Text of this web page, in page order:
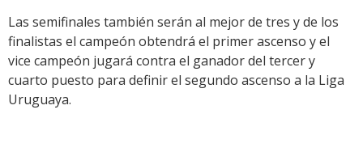
Las semifinales también serán al mejor de tres y de los
finalistas el campeón obtendrá el primer ascenso y el
vice campeón jugará contra el ganador del tercer y
cuarto puesto para definir el segundo ascenso a la Liga
Uruguaya.